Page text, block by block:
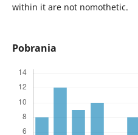
within it are not nomothetic.
Pobrania